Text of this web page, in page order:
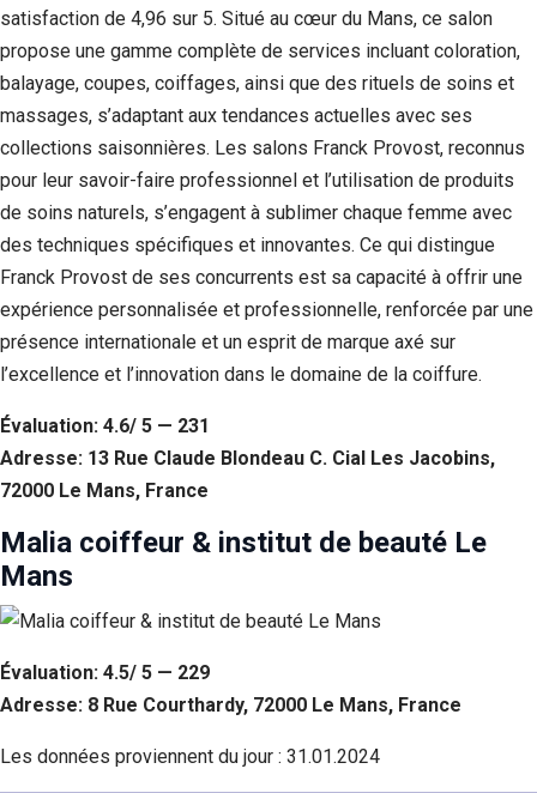
satisfaction de 4,96 sur 5. Situé au cœur du Mans, ce salon
propose une gamme complète de services incluant coloration,
balayage, coupes, coiffages, ainsi que des rituels de soins et
massages, s’adaptant aux tendances actuelles avec ses
collections saisonnières. Les salons Franck Provost, reconnus
pour leur savoir-faire professionnel et l’utilisation de produits
de soins naturels, s’engagent à sublimer chaque femme avec
des techniques spécifiques et innovantes. Ce qui distingue
Franck Provost de ses concurrents est sa capacité à offrir une
expérience personnalisée et professionnelle, renforcée par une
présence internationale et un esprit de marque axé sur
l’excellence et l’innovation dans le domaine de la coiffure.
Évaluation: 4.6/ 5 — 231
Adresse: 13 Rue Claude Blondeau C. Cial Les Jacobins,
72000 Le Mans, France
Malia coiffeur & institut de beauté Le
Mans
Évaluation: 4.5/ 5 — 229
Adresse: 8 Rue Courthardy, 72000 Le Mans, France
Les données proviennent du jour : 31.01.2024